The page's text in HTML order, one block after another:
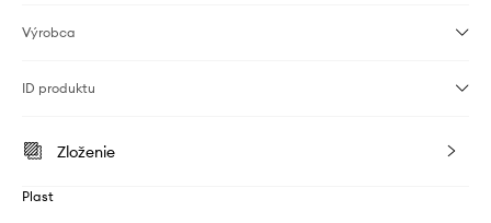
Výrobca
ID produktu
Zloženie
Plast